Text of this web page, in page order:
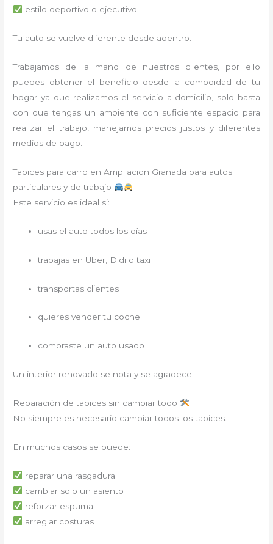
estilo deportivo o ejecutivo
Tu auto se vuelve diferente desde adentro.
Trabajamos de la mano de nuestros clientes, por ello
puedes obtener el beneficio desde la comodidad de tu
hogar ya que realizamos el servicio a domicilio, solo basta
con que tengas un ambiente con suficiente espacio para
realizar el trabajo, manejamos precios justos y diferentes
medios de pago.
Tapices para carro en Ampliacion Granada para autos
particulares y de trabajo
Este servicio es ideal si:
usas el auto todos los días
trabajas en Uber, Didi o taxi
transportas clientes
quieres vender tu coche
compraste un auto usado
Un interior renovado se nota y se agradece.
Reparación de tapices sin cambiar todo
No siempre es necesario cambiar todos los tapices.
En muchos casos se puede:
reparar una rasgadura
cambiar solo un asiento
reforzar espuma
arreglar costuras